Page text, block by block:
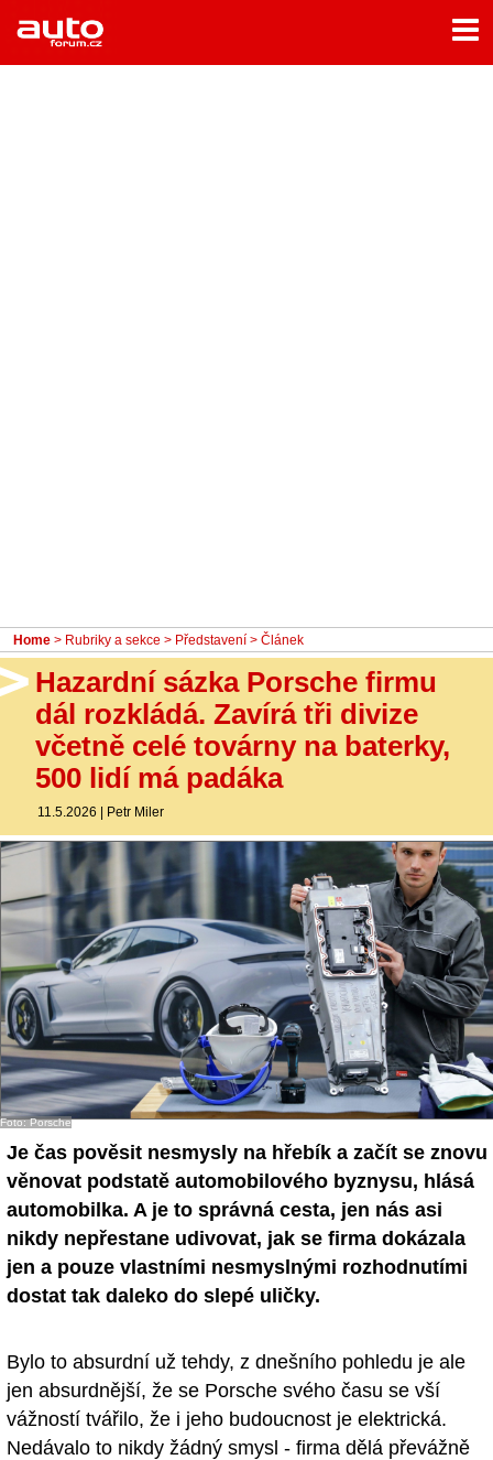
Home
Rubriky
Home > Rubriky a sekce > Představení > Článek
Hazardní sázka Porsche firmu
dál rozkládá. Zavírá tři divize
včetně celé továrny na baterky,
500 lidí má padáka
11.5.2026 | Petr Miler
Foto: Porsche
Je čas pověsit nesmysly na hřebík a začít se znovu
věnovat podstatě automobilového byznysu, hlásá
automobilka. A je to správná cesta, jen nás asi
nikdy nepřestane udivovat, jak se firma dokázala
jen a pouze vlastními nesmyslnými rozhodnutími
dostat tak daleko do slepé uličky.
Bylo to absurdní už tehdy, z dnešního pohledu je ale
jen absurdnější, že se Porsche svého času se vší
vážností tvářilo, že i jeho budoucnost je elektrická.
Nedávalo to nikdy žádný smysl - firma dělá převážně